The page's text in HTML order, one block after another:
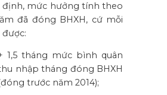
định, mức hưởng tính theo
đã đóng BHXH, cứ mỗi
được:
1,5 tháng mức bình quân
nhập tháng đóng BHXH
trước năm 2014);